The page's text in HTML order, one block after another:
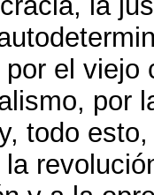
el viejo
por
todo